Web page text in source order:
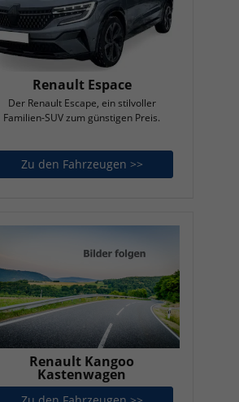
Renault Espace
Der Renault Escape, ein stilvoller
Familien-SUV zum günstigen Preis.
Zu den Fahrzeugen >>
Renault Kangoo
Kastenwagen